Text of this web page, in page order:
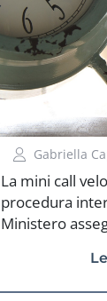
Gabriella
La mini call
procedura
Ministero
prima fascia
spostarsi in